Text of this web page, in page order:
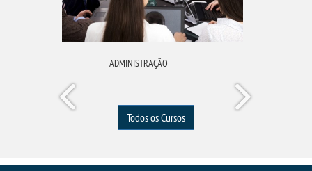
ADMINISTRAÇÃO
Todos os Cursos